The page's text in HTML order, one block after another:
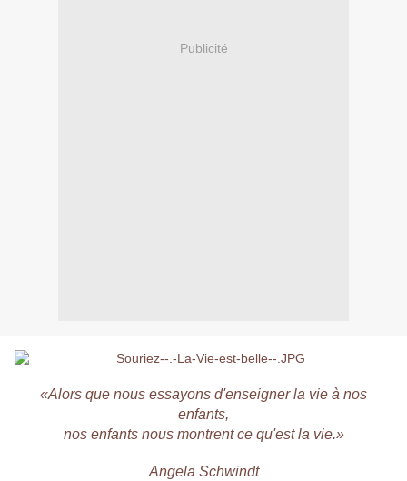
Publicité
«Alors que nous essayons d'enseigner la vie à nos
enfants,
nos enfants nous montrent ce qu'est la vie.»
Angela Schwindt